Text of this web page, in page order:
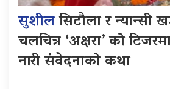
सुशीलसिटौला र न्यान्सी
चलचित्र ‘अक्षरा’ को
नारी संवेदनाको कथा